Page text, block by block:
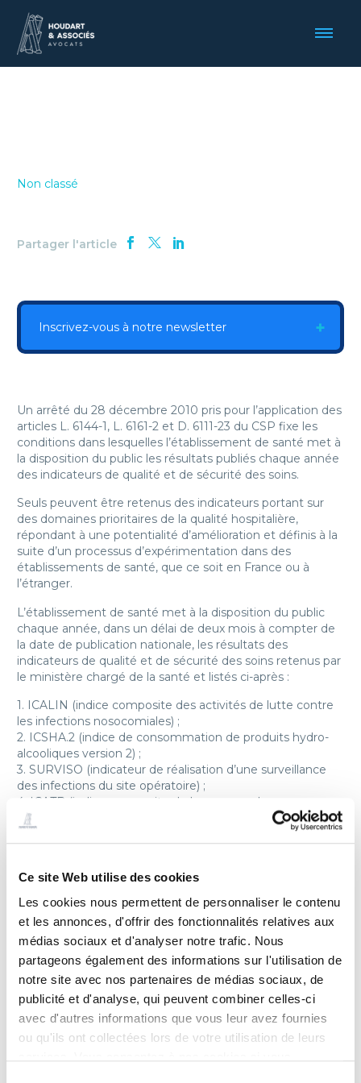
Ce site Web utilise des cookies
Les cookies nous permettent de personnaliser le contenu
et les annonces, d'offrir des fonctionnalités relatives aux
médias sociaux et d'analyser notre trafic. Nous
partageons également des informations sur l'utilisation de
notre site avec nos partenaires de médias sociaux, de
publicité et d'analyse, qui peuvent combiner celles-ci
avec d'autres informations que vous leur avez fournies
ou qu'ils ont collectées lors de votre utilisation de leurs
Non classé
Partager l'article
Inscrivez-vous à notre newsletter
Un arrêté du 28 décembre 2010 pris pour l’application des
articles L. 6144-1, L. 6161-2 et D. 6111-23 du CSP fixe les
conditions dans lesquelles l’établissement de santé met à
la disposition du public les résultats publiés chaque année
des indicateurs de qualité et de sécurité des soins.
Seuls peuvent être retenus des indicateurs portant sur
des domaines prioritaires de la qualité hospitalière,
répondant à une potentialité d’amélioration et définis à la
suite d’un processus d’expérimentation dans des
établissements de santé, que ce soit en France ou à
l’étranger.
L’établissement de santé met à la disposition du public
chaque année, dans un délai de deux mois à compter de
la date de publication nationale, les résultats des
indicateurs de qualité et de sécurité des soins retenus par
le ministère chargé de la santé et listés ci-après :
1. ICALIN (indice composite des activités de lutte contre
les infections nosocomiales) ;
2. ICSHA.2 (indice de consommation de produits hydro-
alcooliques version 2) ;
3. SURVISO (indicateur de réalisation d’une surveillance
des infections du site opératoire) ;
4. ICATB (indice composite de bon usage des
antibiotiques) ;
5. Indice SARM (indice de taux de Staphylococcus aureus
chacun des indicateurs.
Sous le pilotage du ministère du travail, de l’emploi et de
la santé et de la Haute Autorité de santé, 6 indicateurs de
qualité issus du dossier du patient :
1. Tenue du dossier patient ;
2. Délai d’envoi des courriers de fin d’hospitalisation ;
3. Traçabilité de l’évaluation de la douleur ;
4. Dépistage des troubles nutritionnels ;
5. Tenue du dossier anesthésique ;
6. Prise en charge médicamenteuse de l’infarctus du
myocarde après la phase aiguë.